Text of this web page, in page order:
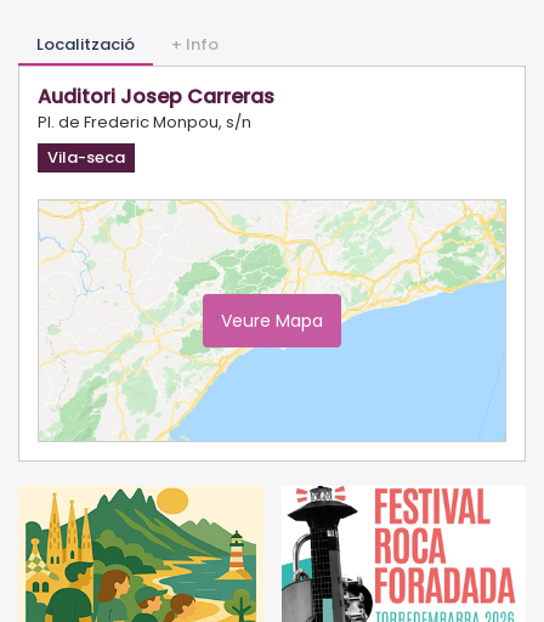
Localització + Info
Auditori Josep Carreras
Pl. de Frederic Monpou, s/n
Vila-seca
Veure Mapa